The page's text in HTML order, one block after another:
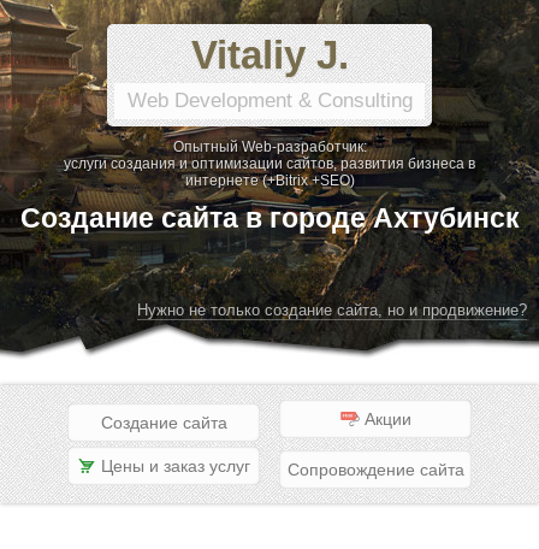
Vitaliy J.
Web Development & Consulting
Опытный Web-разработчик:
услуги создания и оптимизации сайтов, развития бизнеса в
интернете (+Bitrix +SEO)
Создание сайта в городе Ахтубинск
Нужно не только создание сайта, но и продвижение?
Создание сайта Акции
Цены и заказ услуг Сопровождение сайта